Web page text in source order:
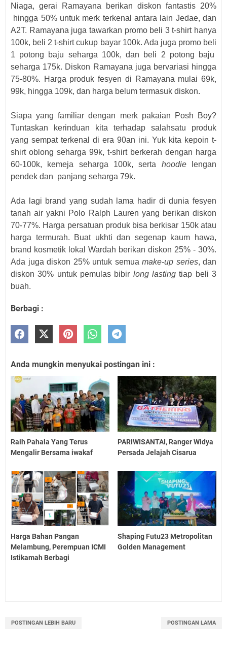
Niaga, gerai Ramayana berikan diskon fantastis 20%
hingga 50% untuk merk terkenal antara lain Jedae, dan
A2T. Ramayana juga tawarkan promo beli 3 t-shirt hanya
100k, beli 2 t-shirt cukup bayar 100k. Ada juga promo beli
1 potong baju seharga 100k, dan beli 2 potong baju
seharga 175k. Diskon Ramayana juga bervariasi hingga
75-80%. Harga produk fesyen di Ramayana mulai 69k,
99k, hingga 109k, dan harga belum termasuk diskon.
Siapa yang familiar dengan merk pakaian Posh Boy?
Tuntaskan kerinduan kita terhadap salahsatu produk
yang sempat terkenal di era 90an ini. Yuk kita kepoin t-
shirt oblong seharga 99k, t-shirt berkerah dengan harga
60-100k, kemeja seharga 100k, serta hoodielengan
pendek dan panjang seharga 79k.
Ada lagi brand yang sudah lama hadir di dunia fesyen
tanah air yakni Polo Ralph Lauren yang berikan diskon
70-77%. Harga persatuan produk bisa berkisar 150k atau
harga termurah. Buat ukhti dan segenap kaum hawa,
brand kosmetik lokal Wardah berikan diskon 25% - 30%.
Ada juga diskon 25% untuk semua make-up series, dan
diskon 30% untuk pemulas bibir long lastingtiap beli 3
buah.
Berbagi :
Anda mungkin menyukai postingan ini :
Raih Pahala Yang Terus
Mengalir Bersama iwakaf
PARIWISANTAI, Ranger Widya
Persada Jelajah Cisarua
Harga Bahan Pangan
Melambung, Perempuan ICMI
Istikamah Berbagi
Shaping Futu23 Metropolitan
Golden Management
POSTINGAN LEBIH BARU POSTINGAN LAMA